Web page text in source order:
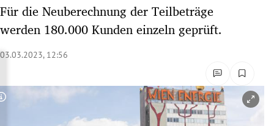
Untermenü
Für die Neuberechnung der Teilbeträge
werden 180.000 Kunden einzeln geprüft.
03.03.2023, 12:56
Copyright-Hinweis öffnen/schließen